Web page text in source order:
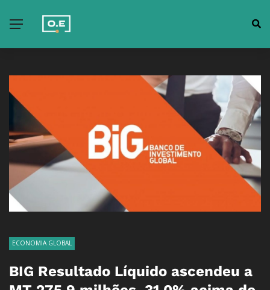
ECONOMIA GLOBAL
BIG Resultado Líquido ascendeu a